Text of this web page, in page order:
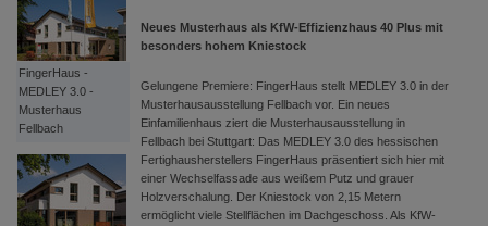
FingerHaus -
MEDLEY 3.0 -
Musterhaus
Fellbach
Neues Musterhaus als KfW-Effizienzhaus 40 Plus mit
besonders hohem Kniestock
Gelungene Premiere: FingerHaus stellt MEDLEY 3.0 in der
Musterhausausstellung Fellbach vor. Ein neues
Einfamilienhaus ziert die Musterhausausstellung in
Fellbach bei Stuttgart: Das MEDLEY 3.0 des hessischen
Fertighausherstellers FingerHaus präsentiert sich hier mit
einer Wechselfassade aus weißem Putz und grauer
Holzverschalung. Der Kniestock von 2,15 Metern
ermöglicht viele Stellflächen im Dachgeschoss. Als KfW-